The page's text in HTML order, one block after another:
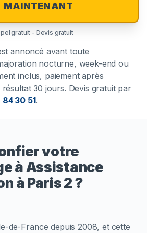
MAINTENANT
gratuit - Devis gratuit
annoncé avant toute
nocturne, week-end ou
inclus, paiement après
30 jours. Devis gratuit par
84 30 51.
votre
à Assistance
à Paris 2 ?
de-France depuis 2008, et cette